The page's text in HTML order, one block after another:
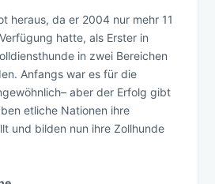
heraus, da er 2004 nur mehr 11
hatte, als Erster in
in zwei Bereichen
Anfangs war es für die
aber der Erfolg gibt
etliche Nationen ihre
und bilden nun ihre Zollhunde